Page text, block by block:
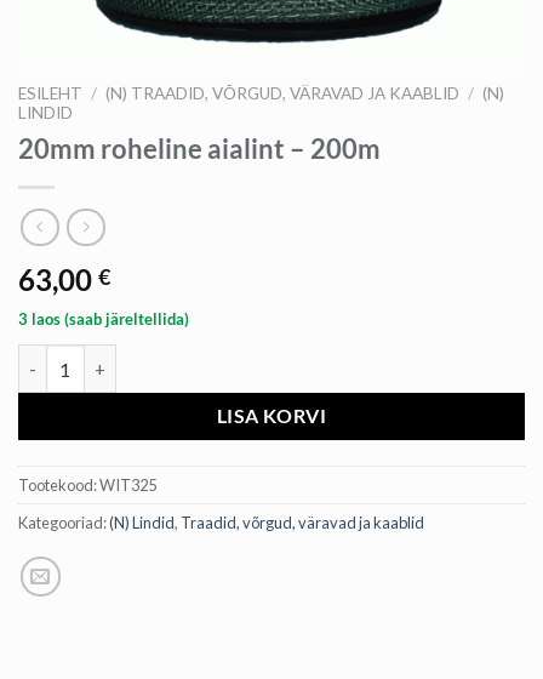
ESILEHT / (N) TRAADID, VÕRGUD, VÄRAVAD JA KAABLID / (N)
LINDID
20mm roheline aialint – 200m
63,00 €
3 laos (saab järeltellida)
LISA KORVI
Tootekood:WIT325
Kategooriad:(N) Lindid, Traadid, võrgud, väravad ja kaablid